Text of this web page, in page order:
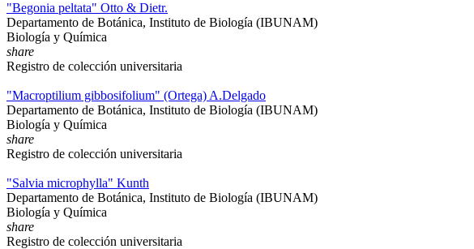
"Begonia peltata" Otto & Dietr.
Departamento de Botánica, Instituto de Biología (IBUNAM)
Biología y Química
share
Registro de colección universitaria
"Macroptilium gibbosifolium" (Ortega) A.Delgado
Departamento de Botánica, Instituto de Biología (IBUNAM)
Biología y Química
share
Registro de colección universitaria
"Salvia microphylla" Kunth
Departamento de Botánica, Instituto de Biología (IBUNAM)
Biología y Química
share
Registro de colección universitaria